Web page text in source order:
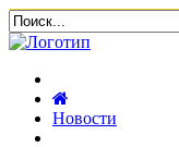
Новости